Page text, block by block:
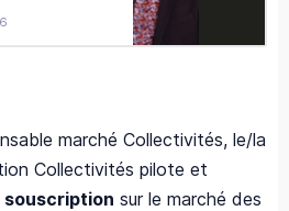
marché Collectivités, le/la
Collectivités pilote et
souscription sur le marché des